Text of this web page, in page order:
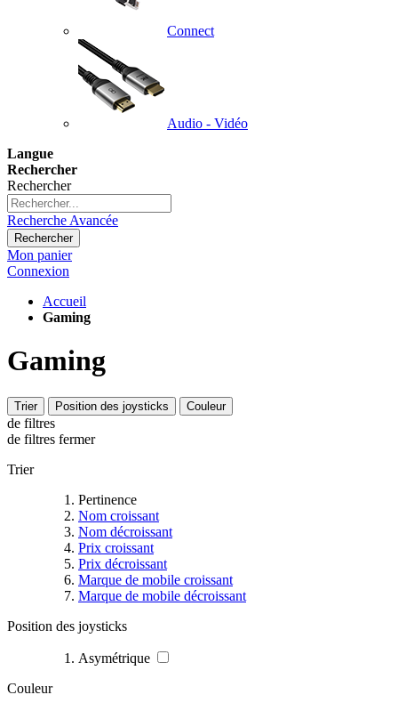
Connect
Audio - Vidéo
Langue
Rechercher
Rechercher
Recherche Avancée
Rechercher
Mon panier
Connexion
Accueil
Gaming
Gaming
Trier Position des joysticks Couleur
de filtres
de filtres fermer
Trier
Pertinence
Nom croissant
Nom décroissant
Prix croissant
Prix décroissant
Marque de mobile croissant
Marque de mobile décroissant
Position des joysticks
Asymétrique
Couleur